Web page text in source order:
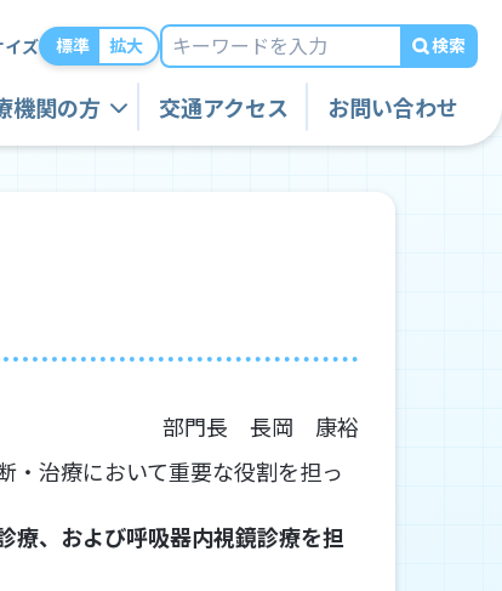
イズ 標準 拡大 検索
機関の方 交通アクセス お問い合わせ
部門長 長岡 康裕
・治療において重要な役割を担っ
療、および呼吸器内視鏡診療を担